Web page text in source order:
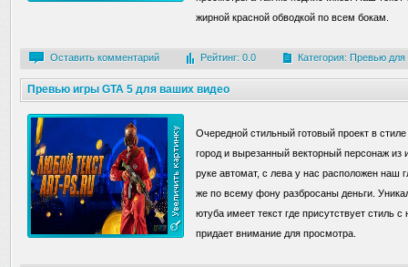
жирной красной обводкой по всем бокам.
Оставить комментарий Рейтинг: 0.0 Категория: Превью для
Превью игры GTA 5 для ваших видео
Очередной стильный готовый проект в
город и вырезанный векторный персонаж
руке автомат, с лева у нас расположен наш
же по всему фону разбросаны деньги.
ютуба имеет текст где присутствует
придает внимание для просмотра.